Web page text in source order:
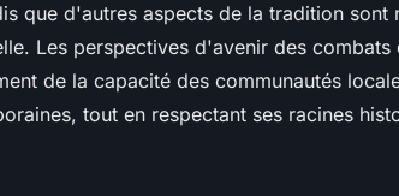
que d'autres aspects de la tradition sont
Les perspectives d'avenir des combats
de la capacité des communautés
tout en respectant ses racines